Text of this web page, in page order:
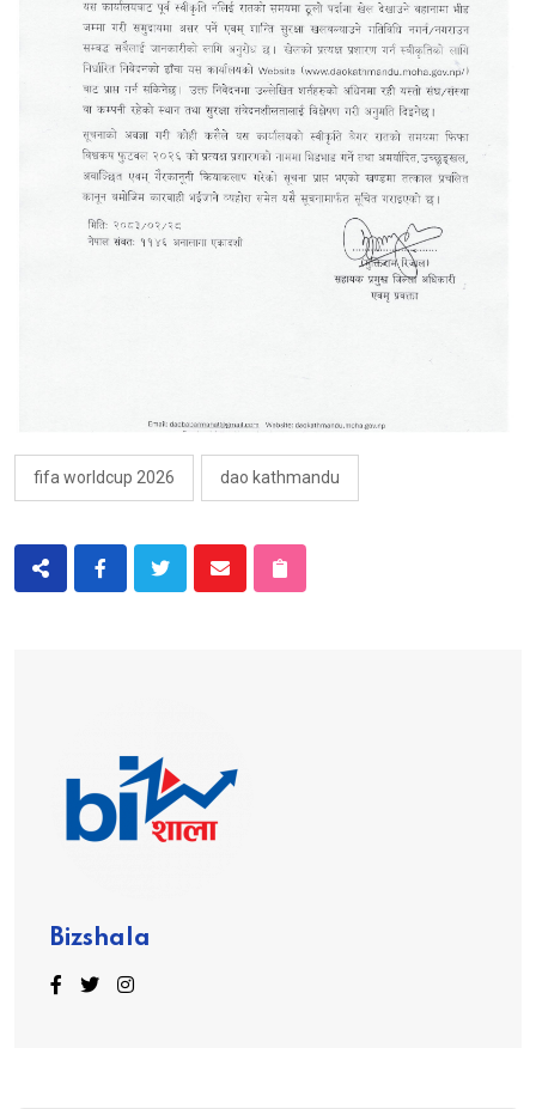
fifa worldcup 2026 dao kathmandu
Bizshala